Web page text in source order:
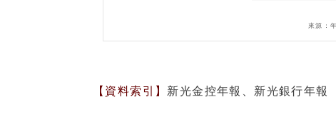
來源：
【資料索引】新光金控年報 、新光銀行年報